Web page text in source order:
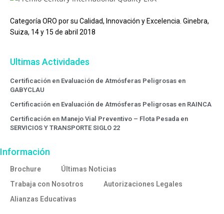
Categoría ORO por su Calidad, Innovación y Excelencia. Ginebra,
Suiza, 14 y 15 de abril 2018
Ultimas Actividades
Certificación en Evaluación de Atmósferas Peligrosas en
GABYCLAU
Certificación en Evaluación de Atmósferas Peligrosas en RAINCA
Certificación en Manejo Vial Preventivo – Flota Pesada en
SERVICIOS Y TRANSPORTE SIGLO 22
Información
Brochure
Últimas Noticias
Trabaja con Nosotros
Autorizaciones Legales
Alianzas Educativas